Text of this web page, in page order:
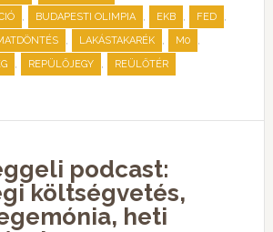
, BUDAPESTI OLIMPIA , EKB , FED ,
, LAKÁSTAKARÉK , M0 ,
, REPÜLŐJEGY , REÜLŐTÉR
podcast:
költségvetés,
heti